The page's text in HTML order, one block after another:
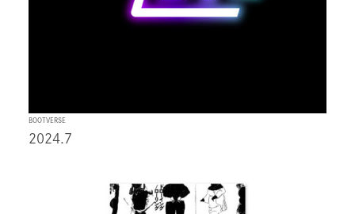
BOOTVERSE
2024.7